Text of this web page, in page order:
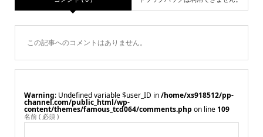
この記事へのコメントはありません。
Warning : Undefined variable $user_ID in/home/xs918512/pp-
channel.com/public_html/wp-
content/themes/famous_tcd064/comments.php on line109
名前 ( 必須 )